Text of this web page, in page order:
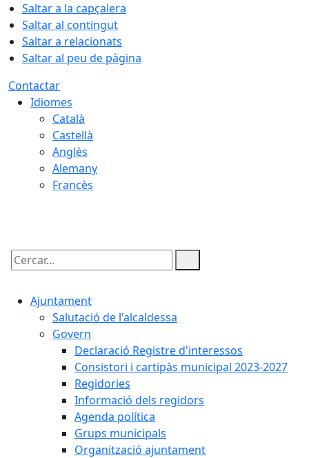
Saltar a la capçalera
Saltar al contingut
Saltar a relacionats
Saltar al peu de pàgina
Contactar
Idiomes
Català
Castellà
Anglès
Alemany
Francès
Cercar:
Ajuntament
Salutació de l'alcaldessa
Govern
Declaració Registre d'interessos
Consistori i cartipàs municipal 2023-2027
Regidories
Informació dels regidors
Agenda política
Grups municipals
Organització ajuntament